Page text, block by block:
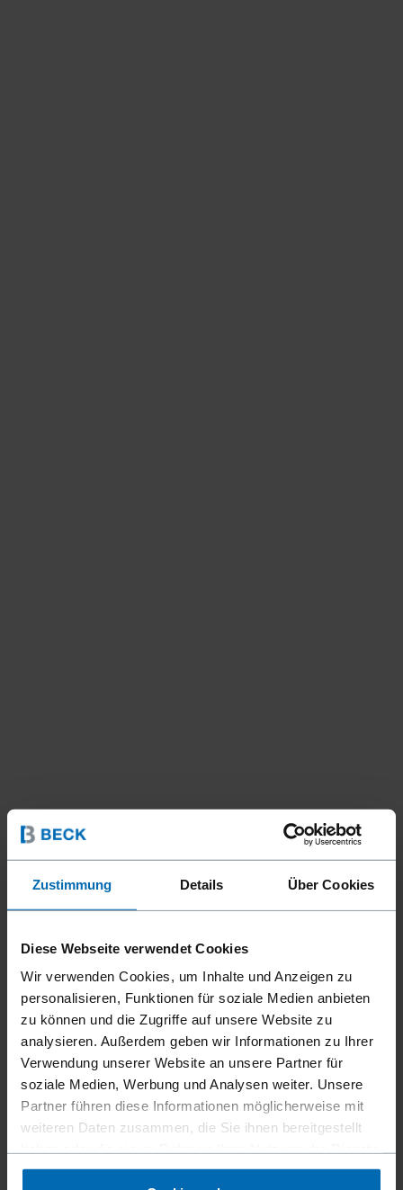
Zustimmung Details Über Cookies
Diese Webseite verwendet Cookies
Wir verwenden Cookies, um Inhalte und Anzeigen zu
personalisieren, Funktionen für soziale Medien anbieten
zu können und die Zugriffe auf unsere Website zu
analysieren. Außerdem geben wir Informationen zu Ihrer
Verwendung unserer Website an unsere Partner für
soziale Medien, Werbung und Analysen weiter. Unsere
Partner führen diese Informationen möglicherweise mit
weiteren Daten zusammen, die Sie ihnen bereitgestellt
gesammelt haben.
Systeme///Schiefer­haken­system
FASCO® F24
SCHIEFERHAKENSYSTEM
Das Schieferhakensystem wurde speziell für die
Schieferdachinstallation entwickelt. Die Verwendung des
pneumatischen Geräts mit magazinierten